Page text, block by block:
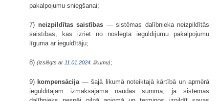
pakalpojumu sniegšanai;
7) neizpildītas saistības — sistēmas dalībnieka neizpildītās
saistības, kas izriet no noslēgtā ieguldījumu pakalpojumu
līguma ar ieguldītāju;
8) (izslēgts ar 11.01.2024 . likumu);
9) kompensācija— šajā likumā noteiktajā kārtībā un apmērā
ieguldītājam izmaksājamā naudas summa, ja sistēmas